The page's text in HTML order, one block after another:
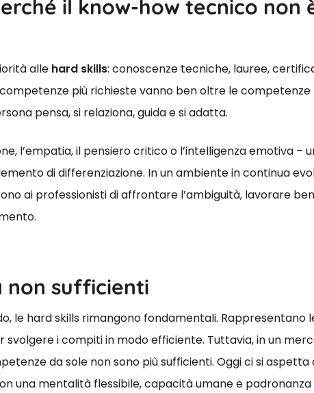
il know-how tecnico non
alle hard skills: conoscenze tecniche, lauree,
più richieste vanno ben oltre le competenze
pensa, si relaziona, guida e si adatta.
l’empatia, il pensiero critico o l’intelligenza emotiva –
di differenziazione. In un ambiente in continua
ai professionisti di affrontare l’ambiguità, lavorare
non sufficienti
le hard skills rimangono fondamentali. Rappresentano
i compiti in modo efficiente. Tuttavia, in un
da sole non sono più sufficienti. Oggi ci si aspetta
una mentalità flessibile, capacità umane e padronanza